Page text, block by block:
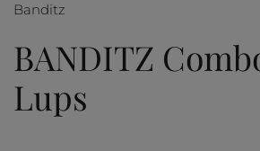
Banditz
BANDITZ
Lups